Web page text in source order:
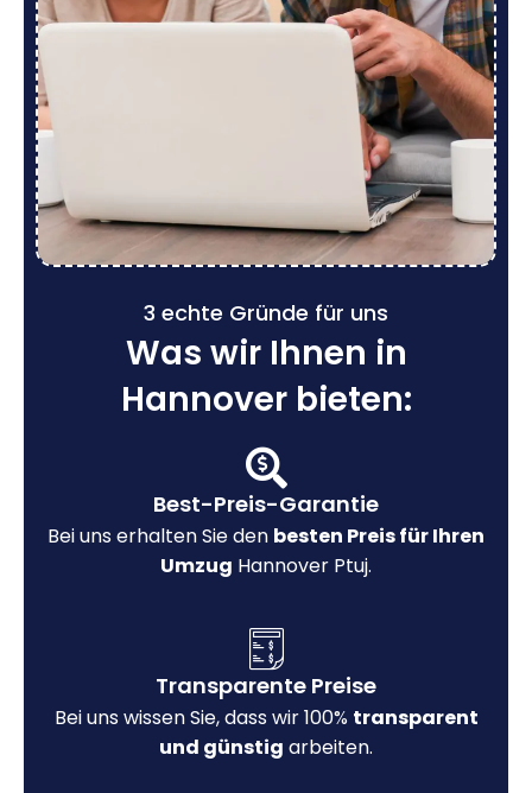
3 echte Gründe für uns
Was wir Ihnen in
Hannover bieten:
Best-Preis-Garantie
Bei uns erhalten Sie den besten Preis für Ihren
Umzug Hannover Ptuj.
Transparente Preise
Bei uns wissen Sie, dass wir 100% transparent
und günstig arbeiten.